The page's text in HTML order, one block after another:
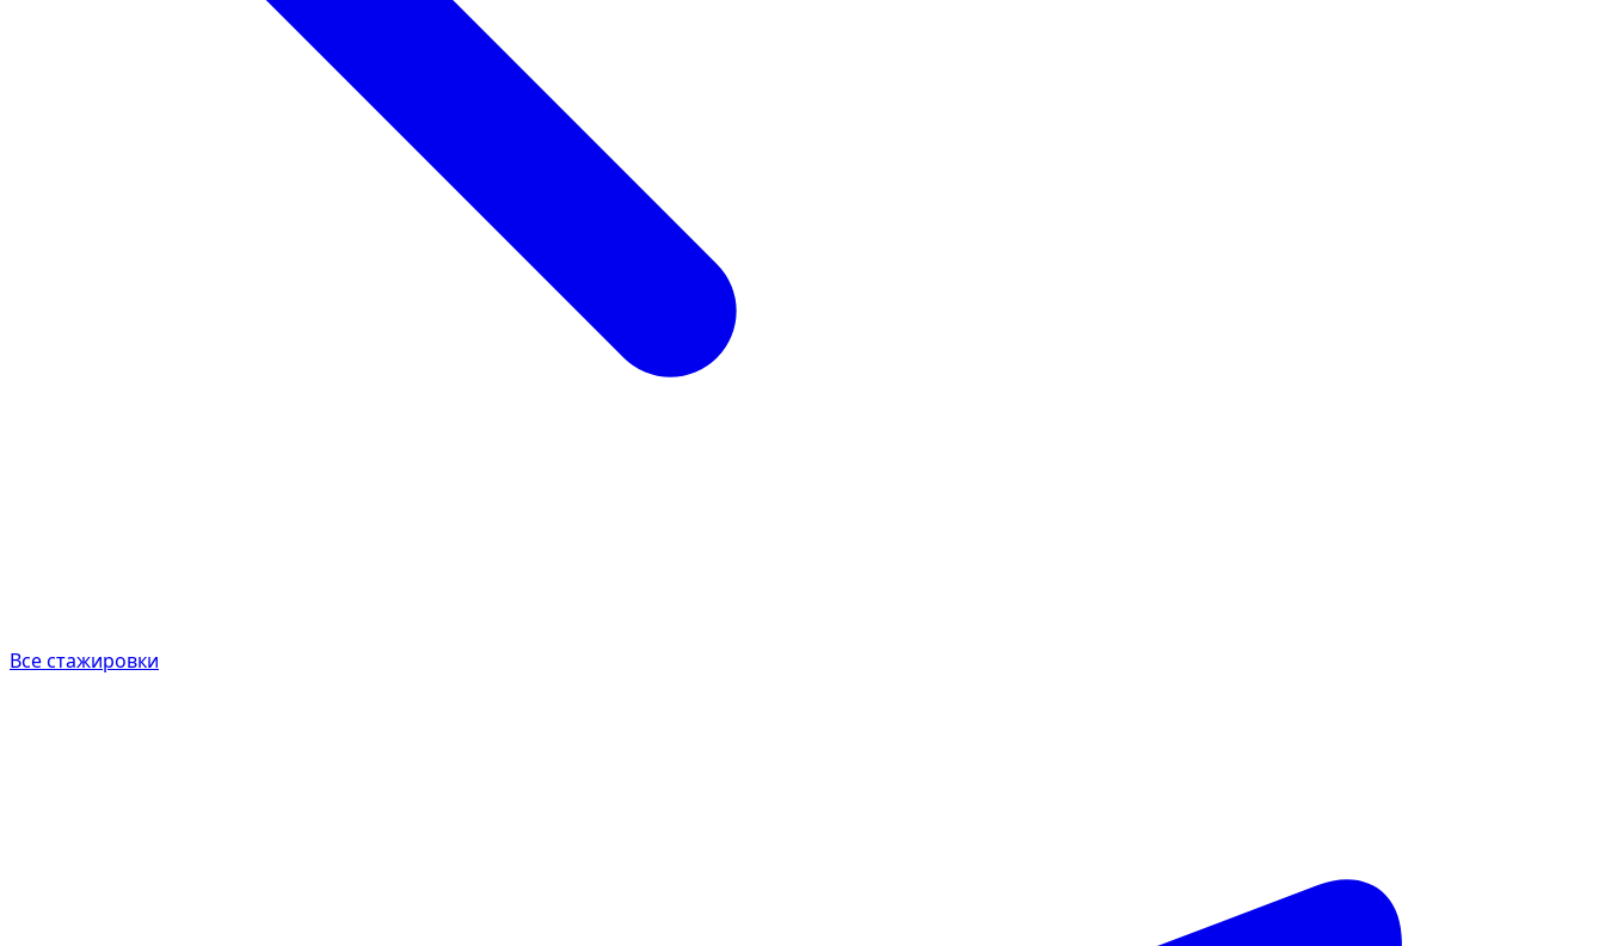
Все стажировки